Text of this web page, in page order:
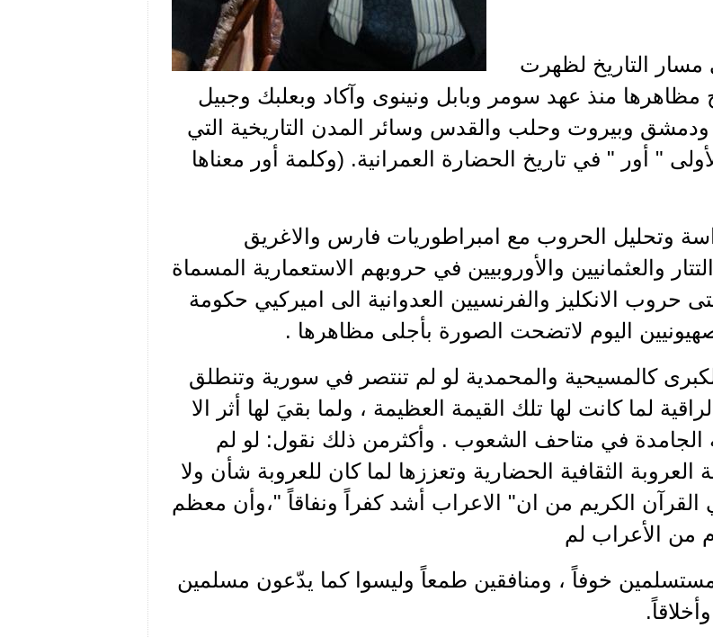
مسار التاريخ لظهرت
مظاهرها منذ عهد سومر وبابل ونينوى وآكاد وبعلبك وجبيل
وبيروت وحلب والقدس وسائر المدن التاريخية التي
" أور " في تاريخ الحضارة العمرانية. (وكلمة أور معناها
وتحليل الحروب مع امبراطوريات فارس والاغريق
والعثمانيين والأوروبيين في حروبهم الاستعمارية المسماة
حروب الانكليز والفرنسيين العدوانية الى اميركيي حكومة
اليوم لاتضحت الصورة بأجلى مظاهرها .
كالمسيحية والمحمدية لو لم تنتصر في سورية وتنطلق
لما كانت لها تلك القيمة العظيمة ، ولما بقيَ لها أثر الا
الجامدة في متاحف الشعوب . وأكثرمن ذلك نقول: لو لم
الثقافية الحضارية وتعززها لما كان للعروبة شأن ولا
القرآن الكريم من ان" الاعراب أشد كفراً ونفاقاً "،وأن معظم
من الأعراب لم
خوفاً ، ومنافقين طمعاً وليسوا كما يدّعون مسلمين